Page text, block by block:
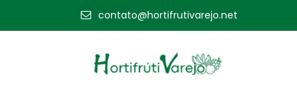
contato@hortifrutivarejo.net